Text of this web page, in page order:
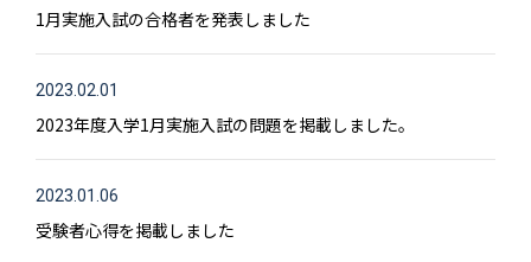
1月実施入試の合格者を発表しました
2023.02.01
2023年度入学1月実施入試の問題を掲載しました。
2023.01.06
受験者心得を掲載しました